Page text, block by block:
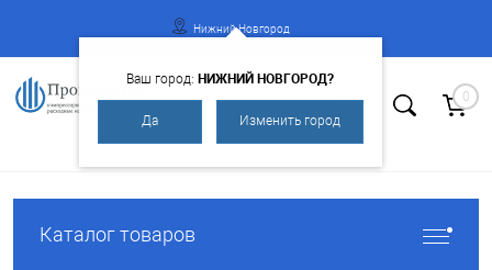
Нижний Новгород
Ваш город: НИЖНИЙ НОВГОРОД?
Да Изменить город
0
Каталог товаров